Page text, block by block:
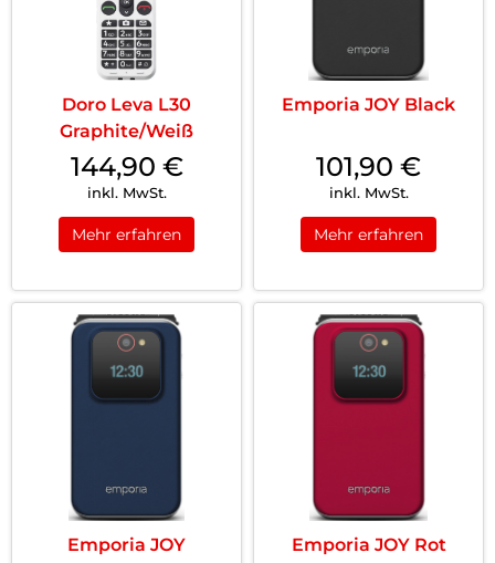
Doro Leva L30
Graphite/Weiß
144,90 €
inkl. MwSt.
Mehr erfahren
Emporia JOY Black
101,90 €
inkl. MwSt.
Mehr erfahren
Emporia JOY
Emporia JOY Rot